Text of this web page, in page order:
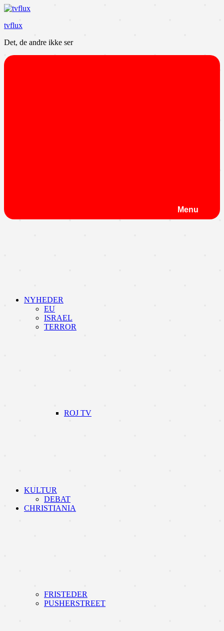
Videre
indhold
tvflux
Det, de andre ikke ser
Menu
NYHEDER
EU
ISRAEL
TERROR
ROJ TV
KULTUR
DEBAT
CHRISTIANIA
FRISTEDER
PUSHERSTREET